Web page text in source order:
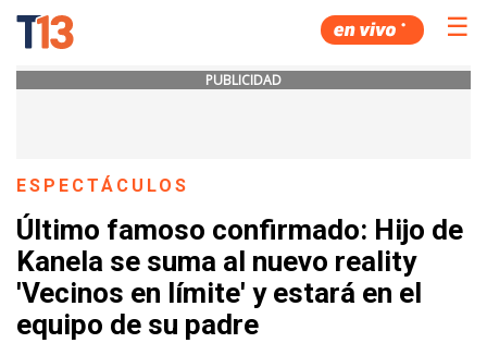
☰
PUBLICIDAD
ESPECTÁCULOS
Último famoso confirmado: Hijo de
Kanela se suma al nuevo reality
'Vecinos en límite' y estará en el
equipo de su padre